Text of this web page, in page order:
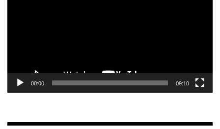
00:00 09:10